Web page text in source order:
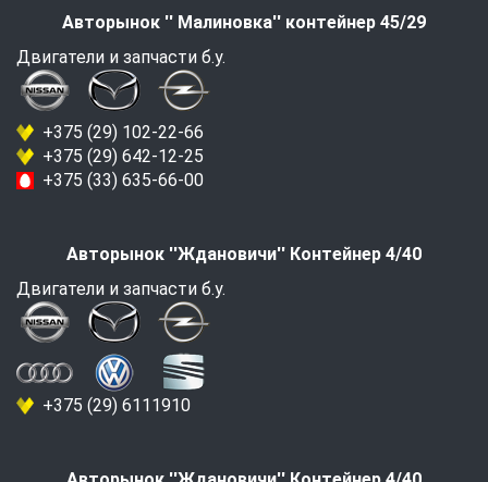
Авторынок '' Малиновка'' контейнер 45/29
Двигатели и запчасти б.у.
+375 (29) 102-22-66
+375 (29) 642-12-25
+375 (33) 635-66-00
Авторынок ''Ждановичи'' Контейнер 4/40
Двигатели и запчасти б.у.
+375 (29) 6111910